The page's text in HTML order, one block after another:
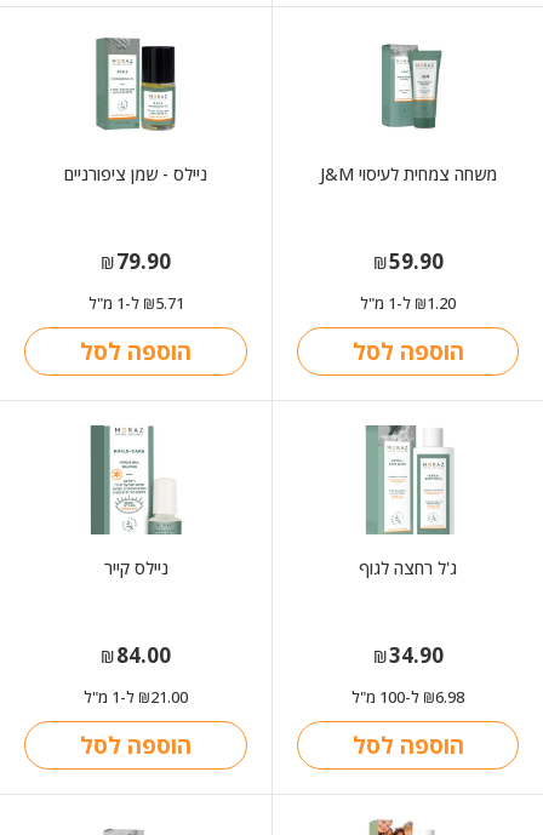
משחה צמחית לעיסוי J&M
₪59.90
₪1.20 ל-1 מ"ל
הוספה לסל
ניילס - שמן ציפורניים
₪79.90
₪5.71 ל-1 מ"ל
הוספה לסל
ג'ל רחצה לגוף
₪34.90
₪6.98 ל-100 מ"ל
הוספה לסל
ניילס קייר
₪84.00
₪21.00 ל-1 מ"ל
הוספה לסל